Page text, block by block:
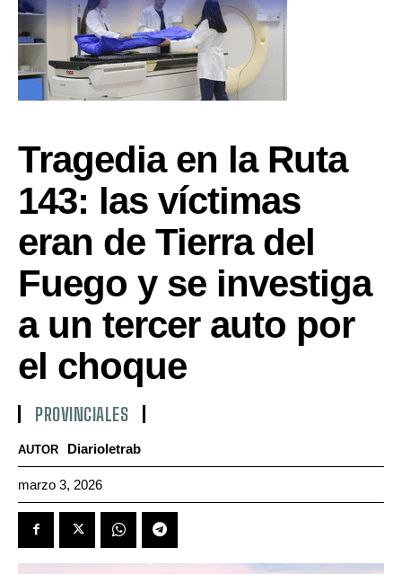
Tragedia en la Ruta
143: las víctimas
eran de Tierra del
Fuego y se investiga
a un tercer auto por
el choque
PROVINCIALES
AUTOR Diarioletrab
marzo 3, 2026